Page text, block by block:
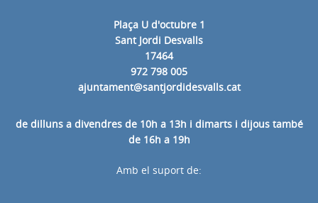
Plaça U d'octubre 1
Sant Jordi Desvalls
17464
972 798 005
ajuntament@santjordidesvalls.cat
de dilluns a divendres de 10h a 13h i dimarts i dijous també
de 16h a 19h
Amb el suport de: